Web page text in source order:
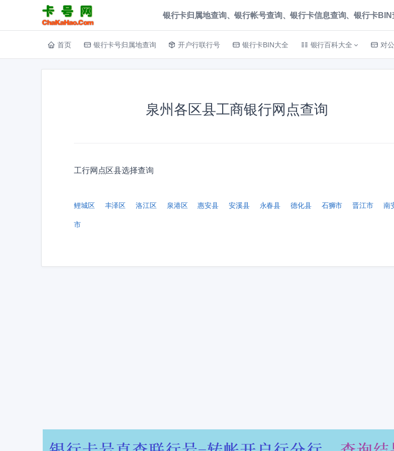
银行卡归属地查询、银行帐号查询、银行卡信息查询、银行卡
首页 银行卡号归属地查询 开户行联行号 银行卡BIN大全 银行百科大全 对
泉州各区县工商银行网点查询
工行网点区县选择查询
鲤城区 丰泽区 洛江区 泉港区 惠安县 安溪县 永春县 德化县 石狮市 晋江市 南
市